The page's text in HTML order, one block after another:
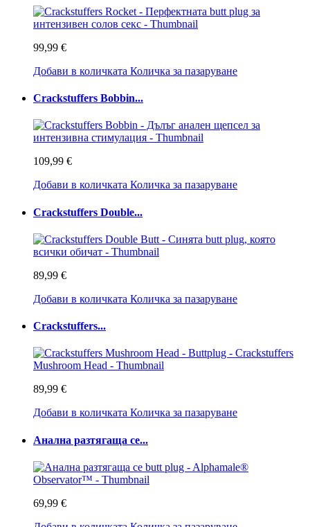
99,99 €
Добави в количката Количка за пазаруване
Crackstuffers Bobbin...
109,99 €
Добави в количката Количка за пазаруване
Crackstuffers Double...
89,99 €
Добави в количката Количка за пазаруване
Crackstuffers...
89,99 €
Добави в количката Количка за пазаруване
Анална разтягаща се...
69,99 €